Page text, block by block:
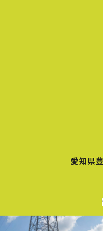
愛知県